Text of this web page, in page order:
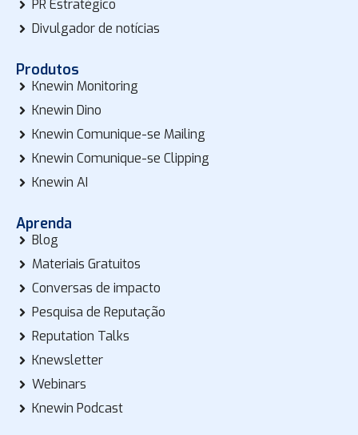
PR Estratégico
Divulgador de notícias
Produtos
Knewin Monitoring
Knewin Dino
Knewin Comunique-se Mailing
Knewin Comunique-se Clipping
Knewin AI
Aprenda
Blog
Materiais Gratuitos
Conversas de impacto
Pesquisa de Reputação
Reputation Talks
Knewsletter
Webinars
Knewin Podcast